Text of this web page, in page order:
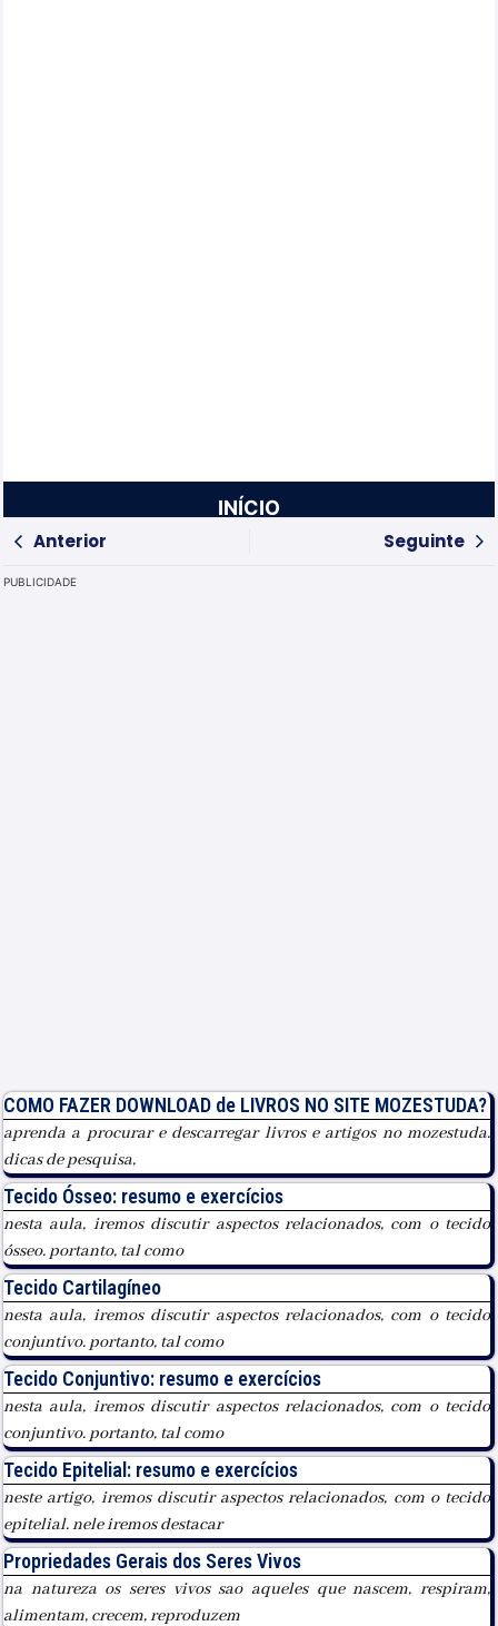
INÍCIO
Anterior
Seguinte
PUBLICIDADE
COMO FAZER DOWNLOAD de LIVROS NO SITE MOZESTUDA?
aprenda a procurar e descarregar livros e artigos no mozestuda.
dicas de pesquisa,
Tecido Ósseo: resumo e exercícios
nesta aula, iremos discutir aspectos relacionados, com o tecido
ósseo. portanto, tal como
Tecido Cartilagíneo
nesta aula, iremos discutir aspectos relacionados, com o tecido
conjuntivo. portanto, tal como
Tecido Conjuntivo: resumo e exercícios
nesta aula, iremos discutir aspectos relacionados, com o tecido
conjuntivo. portanto, tal como
Tecido Epitelial: resumo e exercícios
neste artigo, iremos discutir aspectos relacionados, com o tecido
epitelial. nele iremos destacar
Propriedades Gerais dos Seres Vivos
na natureza os seres vivos sao aqueles que nascem, respiram,
alimentam, crecem, reproduzem